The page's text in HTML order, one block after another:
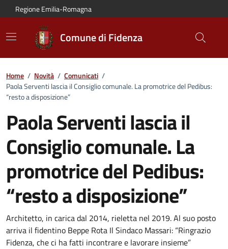
Vai al contenuto principale
Vai alla navigazione del sito
Vai al piede di pagina
Regione Emilia-Romagna
Comune di Fidenza
Home / Novità / Comunicati /
Paola Serventi lascia il Consiglio comunale. La promotrice del Pedibus:
“resto a disposizione”
Paola Serventi lascia il
Consiglio comunale. La
promotrice del Pedibus:
“resto a disposizione”
Dettagli del comunicato:
Architetto, in carica dal 2014, rieletta nel 2019. Al suo posto
arriva il fidentino Beppe Rota Il Sindaco Massari: “Ringrazio
Fidenza, che ci ha fatti incontrare e lavorare insieme”